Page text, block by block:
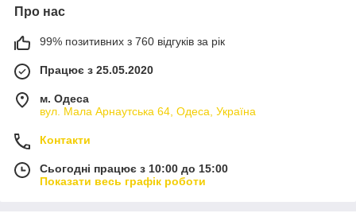
Про нас
99% позитивних з 760 відгуків за рік
Працює з 25.05.2020
м. Одеса
вул. Мала Арнаутська 64, Одеса, Україна
Контакти
Сьогодні працює з 10:00 до 15:00
Показати весь графік роботи